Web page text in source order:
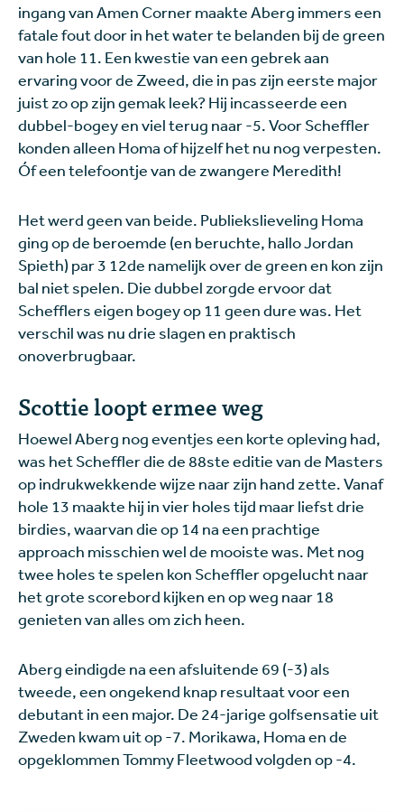
ingang van Amen Corner maakte Aberg immers een
fatale fout door in het water te belanden bij de green
van hole 11. Een kwestie van een gebrek aan
ervaring voor de Zweed, die in pas zijn eerste major
juist zo op zijn gemak leek? Hij incasseerde een
dubbel-bogey en viel terug naar -5. Voor Scheffler
konden alleen Homa of hijzelf het nu nog verpesten.
Óf een telefoontje van de zwangere Meredith!
Het werd geen van beide. Publiekslieveling Homa
ging op de beroemde (en beruchte, hallo Jordan
Spieth) par 3 12de namelijk over de green en kon zijn
bal niet spelen. Die dubbel zorgde ervoor dat
Schefflers eigen bogey op 11 geen dure was. Het
verschil was nu drie slagen en praktisch
onoverbrugbaar.
Scottie loopt ermee weg
Hoewel Aberg nog eventjes een korte opleving had,
was het Scheffler die de 88ste editie van de Masters
op indrukwekkende wijze naar zijn hand zette. Vanaf
hole 13 maakte hij in vier holes tijd maar liefst drie
birdies, waarvan die op 14 na een prachtige
approach misschien wel de mooiste was. Met nog
twee holes te spelen kon Scheffler opgelucht naar
het grote scorebord kijken en op weg naar 18
genieten van alles om zich heen.
Aberg eindigde na een afsluitende 69 (-3) als
tweede, een ongekend knap resultaat voor een
debutant in een major. De 24-jarige golfsensatie uit
Zweden kwam uit op -7. Morikawa, Homa en de
opgeklommen Tommy Fleetwood volgden op -4.